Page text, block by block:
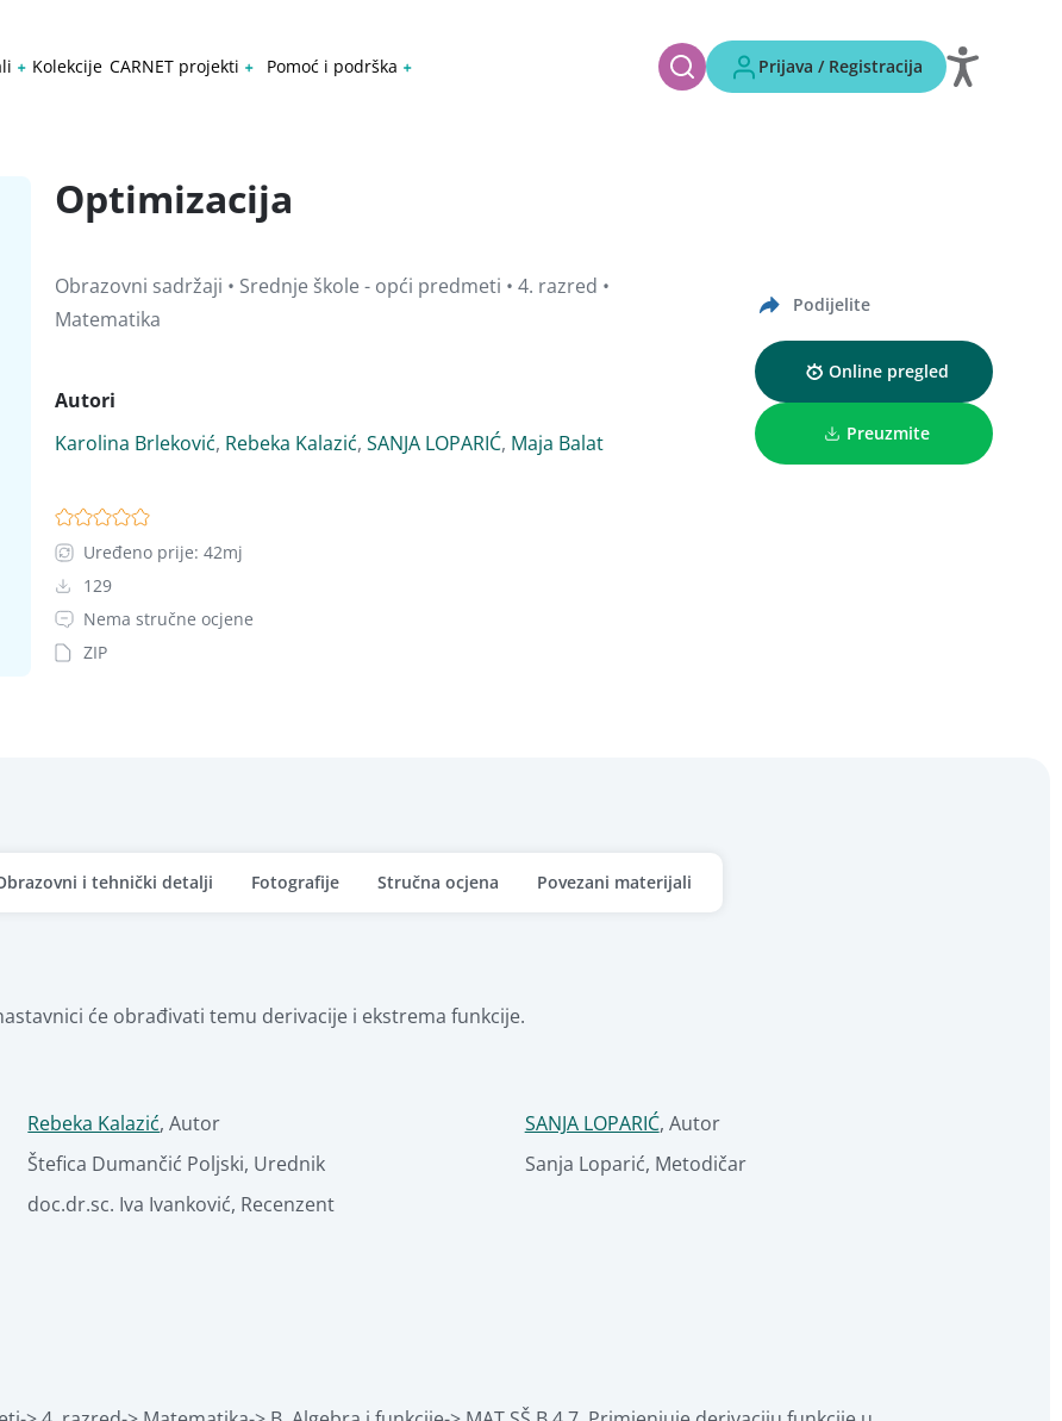
Kolekcije CARNET projekti Pomoć i podrška Prijava / Registracija
Optimizacija
Obrazovni sadržaji • Srednje škole - opći predmeti • 4. razred •
Matematika
Autori
Karolina Brleković, Rebeka Kalazić, SANJA LOPARIĆ, Maja Balat
Uređeno prije: 42mj
129
Nema stručne ocjene
ZIP
Podijelite
Online pregled
Preuzmite
i tehnički detalji Fotografije Stručna ocjena Povezani materijali
će obrađivati temu derivacije i ekstrema funkcije.
Rebeka Kalazić, Autor SANJA LOPARIĆ, Autor
Štefica Dumančić Poljski, Urednik Sanja Loparić, Metodičar
doc.dr.sc. Iva Ivanković, Recenzent